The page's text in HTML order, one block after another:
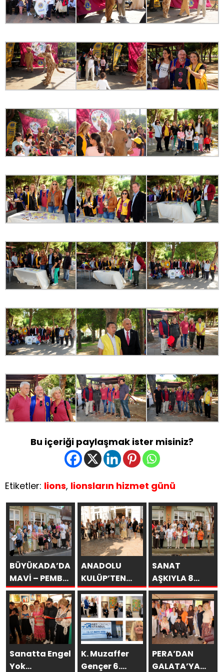
Bu içeriği paylaşmak ister misiniz?
Etiketler: lions, lionsların hizmet günü
BÜYÜKADA’DA
MAVİ – PEMBE
DÜŞLER
ANADOLU
KULÜP’TEN
ESİNTİLER
SANAT
AŞKIYLA 8
AÇILDI
Sanatta Engel
Yok
K. Muzaffer
Gençer 6.
PERA’DAN
GALATA’YA